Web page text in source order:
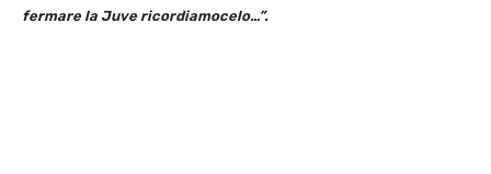
fermare la Juve ricordiamocelo…”.